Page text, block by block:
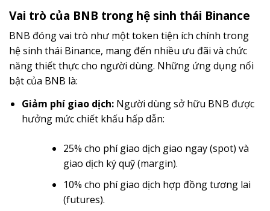
Vai trò của BNB trong hệ sinh thái Binance
BNB đóng vai trò như một token tiện ích chính trong
hệ sinh thái Binance, mang đến nhiều ưu đãi và chức
năng thiết thực cho người dùng. Những ứng dụng nổi
bật của BNB là:
Giảm phí giao dịch:Người dùng sở hữu BNB được
hưởng mức chiết khấu hấp dẫn:
25% cho phí giao dịch giao ngay (spot) và
giao dịch ký quỹ (margin).
10% cho phí giao dịch hợp đồng tương lai
(futures).